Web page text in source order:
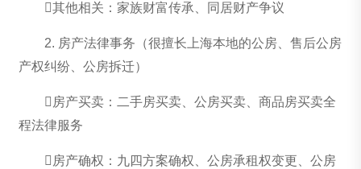
其他相关：家族财富传承、同居财产争议
2. 房产法律事务（很擅长上海本地的公房、售后公房
产权纠纷、公房拆迁）
房产买卖：二手房买卖、公房买卖、商品房买卖全
程法律服务
房产确权：九四方案确权、公房承租权变更、公房